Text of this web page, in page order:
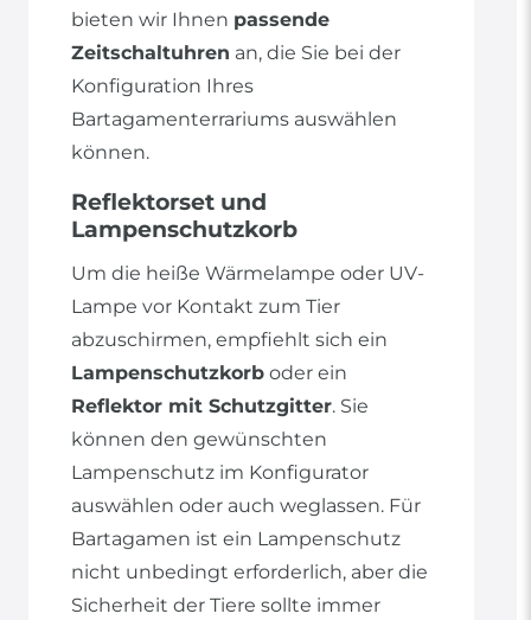
bieten wir Ihnen passende
Zeitschaltuhren an, die Sie bei der
Konfiguration Ihres
Bartagamenterrariums auswählen
können.
Reflektorset und
Lampenschutzkorb
Um die heiße Wärmelampe oder UV-
Lampe vor Kontakt zum Tier
abzuschirmen, empfiehlt sich ein
Lampenschutzkorb oder ein
Reflektor mit Schutzgitter. Sie
können den gewünschten
Lampenschutz im Konfigurator
auswählen oder auch weglassen. Für
Bartagamen ist ein Lampenschutz
nicht unbedingt erforderlich, aber die
Sicherheit der Tiere sollte immer